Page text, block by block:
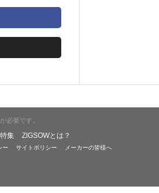
必要です。
特集 ZIGSOWとは？
ー サイトポリシー
メーカーの皆様へ